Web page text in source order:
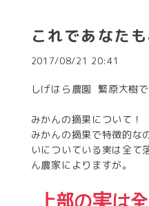
これであなた
2017/08/21 20:41
しげはら農園 繁原大樹で
みかんの摘果について！
みかんの摘果で特徴的
いについている実は全て
ん農家によりますが。